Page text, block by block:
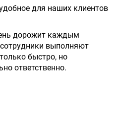
для наших клиентов
дорожит каждым
выполняют
быстро, но
ответственно.